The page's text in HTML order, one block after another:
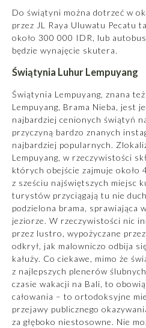
Do świątyni można dotrzeć w
przez JL Raya Uluwatu Pecatu
około 300 000 IDR, lub
będzie wynajęcie skutera.
Świątynia Luhur Lempuyang
Świątynia Lempuyang, znana
Lempuyang, Brama Nieba, jest
najbardziej cenionych świątyń
przyczyną bardzo znanych
najbardziej popularnych.
Lempuyang, w rzeczywistości
których obejście zajmuje około
z sześciu najświętszych miejsc
turystów przyciągają tu nie
podzielona brama, sprawiająca
jeziorze. W rzeczywistości nic
przez lustro, wypożyczane
odkrył, jak malowniczo odbija
kałuży. Co ciekawe, mimo że
z najlepszych plenerów
czasie wakacji na Bali, to
całowania – to ortodoksyjne
przejawy publicznego
za głęboko niestosowne. Nie